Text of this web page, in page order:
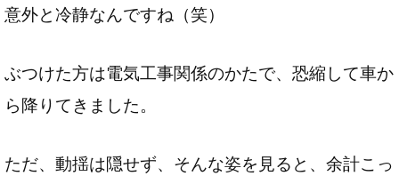
意外と冷静なんですね（笑）
ぶつけた方は電気工事関係のかたで、恐縮して車か
ら降りてきました。
ただ、動揺は隠せず、そんな姿を見ると、余計こっ